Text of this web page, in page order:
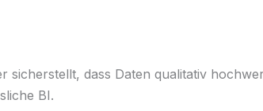
dass Daten qualitativ
BI.